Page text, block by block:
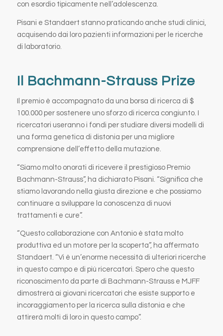
con esordio tipicamente nell’adolescenza.
Pisani e Standaert stanno praticando anche studi clinici,
acquisendo dai loro pazienti informazioni per le ricerche
di laboratorio.
Il Bachmann-Strauss Prize
Il premio è accompagnato da una borsa di ricerca di $
100.000 per sostenere uno sforzo di ricerca congiunto. I
ricercatori useranno i fondi per studiare diversi modelli di
una forma genetica di distonia per una migliore
comprensione dell’effetto della mutazione.
“Siamo molto onorati di ricevere il prestigioso Premio
Bachmann-Strauss”, ha dichiarato Pisani. “Significa che
stiamo lavorando nella giusta direzione e che possiamo
continuare a sviluppare la conoscenza di nuovi
trattamenti e cure”.
“Questo collaborazione con Antonio è stata molto
produttiva ed un motore per la scoperta”, ha affermato
Standaert. “Vi è un’enorme necessità di ulteriori ricerche
in questo campo e di più ricercatori. Spero che questo
riconoscimento da parte di Bachmann-Strauss e MJFF
dimostrerà ai giovani ricercatori che esiste supporto e
incoraggiamento per la ricerca sulla distonia e che
attirerà molti di loro in questo campo”.